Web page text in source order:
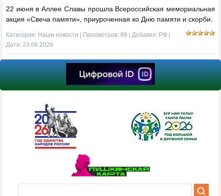
22 июня в Аллее Славы прошла Всероссийская мемориальная
акция «Свеча памяти», приуроченная ко Дню памяти и скорби.
Категория: Наши новости | Просмотров: 89 | Добавил: РФ |
Дата: 23.06.2026